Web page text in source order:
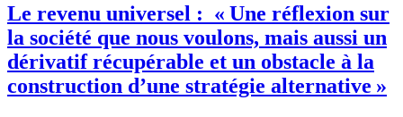
Le revenu universel : « Une réflexion sur
la société que nous voulons, mais aussi un
dérivatif récupérable et un obstacle à la
construction d’une stratégie alternative »